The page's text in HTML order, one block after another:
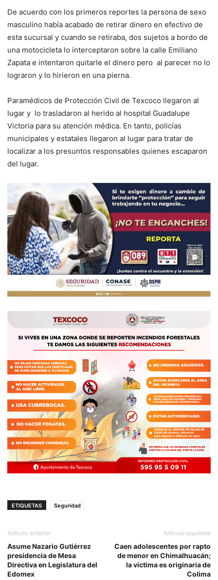
De acuerdo con los primeros reportes la persona de sexo
masculino había acabado de retirar dinero en efectivo de
esta sucursal y cuando se retiraba, dos sujetos a bordo de
una motocicleta lo interceptaron sobre la calle Emiliano
Zapata e intentaron quitarle el dinero pero al parecer no lo
lograron y lo hirieron en una pierna.
Paramédicos de Protección Civil de Texcoco llegaron al
lugar y lo trasladaron al herido al hospital Guadalupe
Victoria para su atención médica. En tanto, policías
municipales y estatales llegaron al lugar para tratar de
localizar a los presuntos responsables quienes escaparon
del lugar.
ETIQUETAS Seguridad
Artículo anterior
Asume Nazario Gutiérrez
presidencia de Mesa
Directiva en Legislatura del
Edomex
Artículo siguiente
Caen adolescentes por rapto
de menor en Chimalhuacán;
la víctima es originaria de
Colima